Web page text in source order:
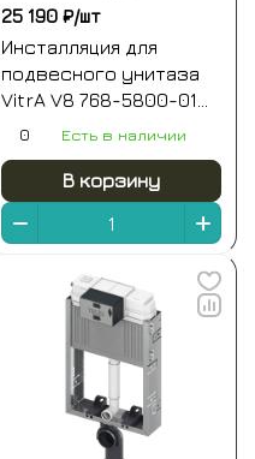
25 190 ₽/шт
Инсталляция для
подвесного унитаза
VitrA V8 768-5800-01
без кнопки смыва
0 Есть в наличии
В корзину